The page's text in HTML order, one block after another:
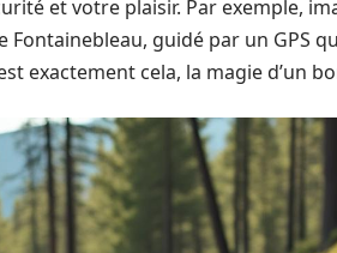
et votre plaisir. Par exemple,
Fontainebleau, guidé par un GPS
exactement cela, la magie d’un